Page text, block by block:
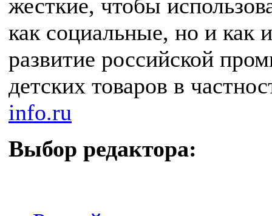
жесткие, чтобы
как социальные, но и как
развитие российской
детских товаров в
info.ru
Выбор редактора: